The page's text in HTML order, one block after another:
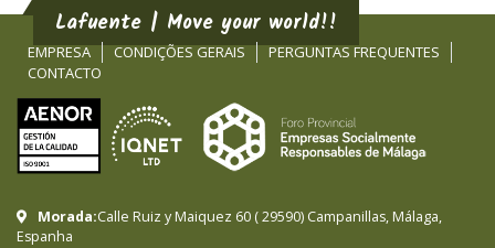
Lafuente | Move your world!!
EMPRESA CONDIÇÕES GERAIS
PERGUNTAS FREQUENTES
CONTACTO
Morada:Calle Ruiz y Maiquez 60 (29590) Campanillas, Málaga,
Espanha